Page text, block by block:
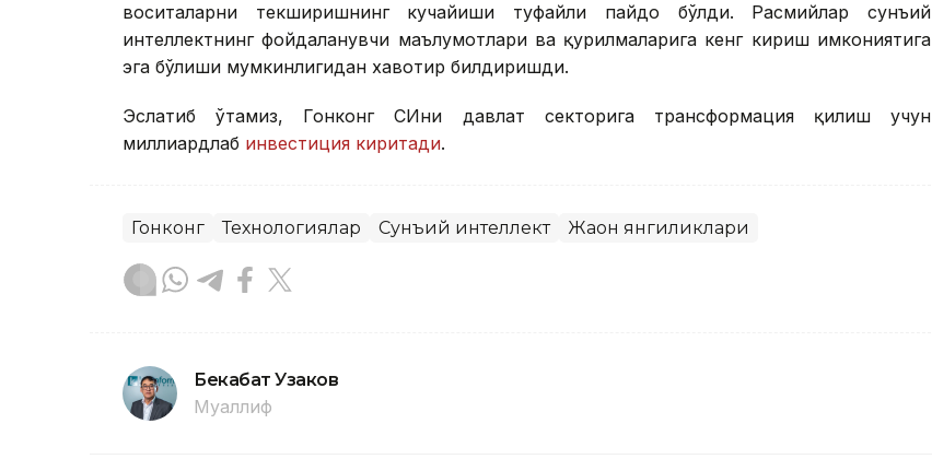
воситаларни текширишнинг кучайиши туфайли пайдо бўлди. Расмийлар сунъий
интеллектнинг фойдаланувчи маълумотлари ва қурилмаларига кенг кириш имкониятига
эга бўлиши мумкинлигидан хавотир билдиришди.
Эслатиб ўтамиз, Гонконг СИни давлат секторига трансформация қилиш учун
миллиардлаб инвестиция киритади.
Гонконг Технологиялар Сунъий интеллект Жаҳон янгиликлари
Бекабат Узаков
Муаллиф